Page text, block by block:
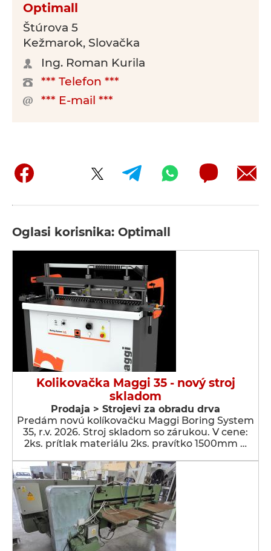
Optimall
Štúrova 5
Kežmarok, Slovačka
Ing. Roman Kurila
*** Telefon ***
*** E-mail ***
Oglasi korisnika: Optimall
Kolikovačka Maggi 35 - nový stroj
skladom
Prodaja > Strojevi za obradu drva
Predám novú kolíkovačku Maggi Boring System
35, r.v. 2026. Stroj skladom so zárukou. V cene:
2ks. prítlak materiálu 2ks. pravítko 1500mm …